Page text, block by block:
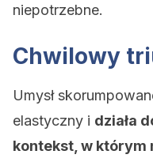
niepotrzebne.
Chwilowy
Umysł
elastyczny i działa
kontekst, w którym